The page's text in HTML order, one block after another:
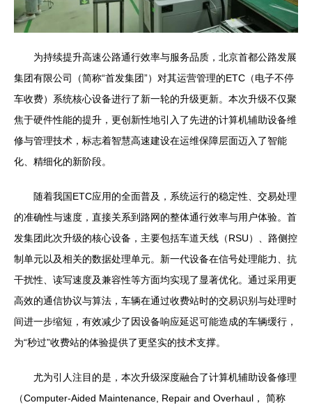
为持续提升高速公路通行效率与服务品质，北京首都公路发展
集团有限公司（简称“首发集团”）对其运营管理的ETC（电子不停
车收费）系统核心设备进行了新一轮的升级更新。本次升级不仅聚
焦于硬件性能的提升，更创新性地引入了先进的计算机辅助设备维
修与管理技术，标志着智慧高速建设在运维保障层面迈入了智能
化、精细化的新阶段。
随着我国ETC应用的全面普及，系统运行的稳定性、交易处理
的准确性与速度，直接关系到路网的整体通行效率与用户体验。首
发集团此次升级的核心设备，主要包括车道天线（RSU）、路侧控
制单元以及相关的数据处理单元。新一代设备在信号处理能力、抗
干扰性、读写速度及兼容性等方面均实现了显著优化。通过采用更
高效的通信协议与算法，车辆在通过收费站时的交易识别与处理时
间进一步缩短，有效减少了因设备响应延迟可能造成的车辆缓行，
为“秒过”收费站的体验提供了更坚实的技术支撑。
尤为引人注目的是，本次升级深度融合了计算机辅助设备修理
（Computer-Aided Maintenance, Repair and Overhaul， 简称